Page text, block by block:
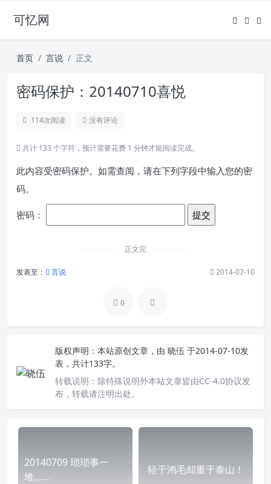
可忆网
首页 言说 正文
密码保护：20140710喜悦
114次阅读 没有评论
共计 133 个字符，预计需要花费 1 分钟才能阅读完成。
此内容受密码保护。如需查阅，请在下列字段中输入您的密
码。
密码：
正文完
发表至： 言说 2014-07-10
0
版权声明： 本站原创文章，由 晓伍 于2014-07-10发
表，共计133字。
转载说明： 除特殊说明外本站文章皆由CC-4.0协议发
布，转载请注明出处。
20140709 琐琐事一
堆……
轻于鸿毛却重于泰山！